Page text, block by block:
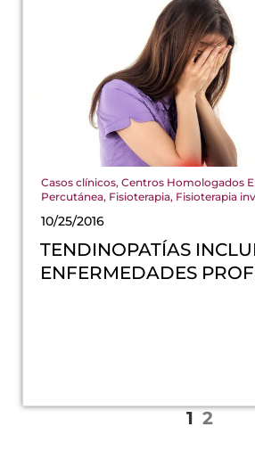
Casos clínicos, Centros Homologados
Percutánea, Fisioterapia, Fisioterapia
10/25/2016
TENDINOPATÍAS
ENFERMEDADES
1 2